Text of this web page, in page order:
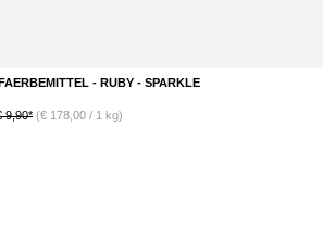
- RUBY - SPARKLE
9,90* (€ 178,00 / 1 kg)